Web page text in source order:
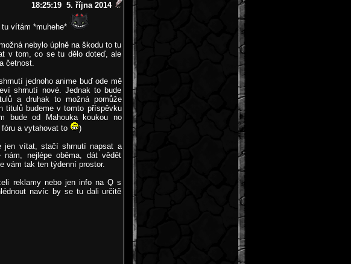
18:25:19 5. října 2014
vítám *muhehe*
nebylo úplně na škodu to tu
v tom, co se tu dělo doteď, ale
četnost.
jednoho anime buď ode mě
shrnutí nové. Jednak to bude
a druhak to možná pomůže
titulů budeme v tomto příspěvku
bude od Mahouka koukou no
a vytahovat to
)
jen vítat, stačí shrnutí napsat a
nejlépe oběma, dát vědět
vám tak ten týdenní prostor.
reklamy nebo jen info na Q s
navíc by se tu dali určitě